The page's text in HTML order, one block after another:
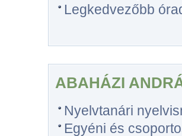
Legkedvezőbb
ABAHÁZI
Nyelvtanári
Egyéni és